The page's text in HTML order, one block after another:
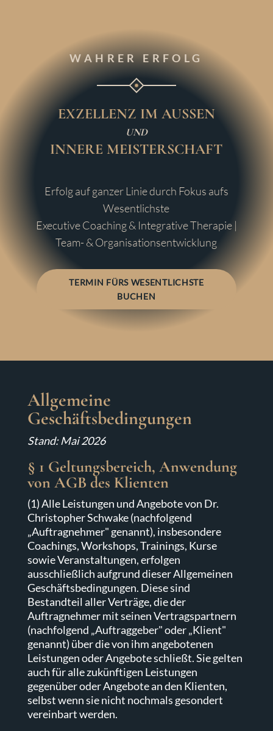
WAHRER ERFOLG
EXZELLENZ IM AUSSEN
UND
INNERE MEISTERSCHAFT
Erfolg auf ganzer Linie durch Fokus aufs
Wesentlichste
Executive Coaching & Integrative Therapie |
Team- & Organisationsentwicklung
TERMIN FÜRS WESENTLICHSTE
BUCHEN
Allgemeine
Geschäftsbedingungen
Stand: Mai 2026
§ 1 Geltungsbereich, Anwendung
von AGB des Klienten
(1) Alle Leistungen und Angebote von Dr.
Christopher Schwake (nachfolgend
„Auftragnehmer" genannt), insbesondere
Coachings, Workshops, Trainings, Kurse
sowie Veranstaltungen, erfolgen
ausschließlich aufgrund dieser Allgemeinen
Geschäftsbedingungen. Diese sind
Bestandteil aller Verträge, die der
Auftragnehmer mit seinen Vertragspartnern
(nachfolgend „Auftraggeber" oder „Klient"
genannt) über die von ihm angebotenen
Leistungen oder Angebote schließt. Sie gelten
auch für alle zukünftigen Leistungen
gegenüber oder Angebote an den Klienten,
selbst wenn sie nicht nochmals gesondert
vereinbart werden.